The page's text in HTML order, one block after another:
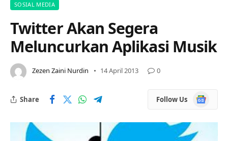
SOSIAL MEDIA
Twitter Akan Segera
Meluncurkan Aplikasi Musik
Zezen Zaini Nurdin 14 April 2013 0
Share Follow Us
Google
News